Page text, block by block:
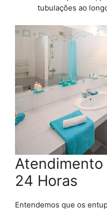
tubulações ao
Atendimento
24 Horas
Entendemos que os